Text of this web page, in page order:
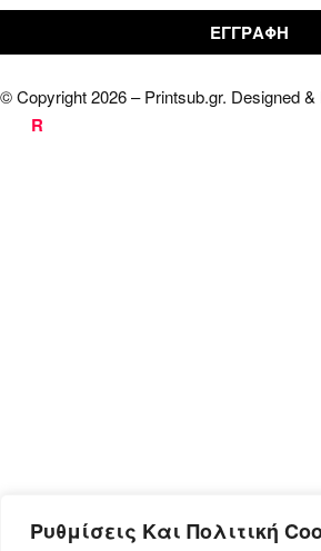
Ρυθμίσεις Και Πολιτική
© Copyright 2026 – Printsub.gr. Designed &
R